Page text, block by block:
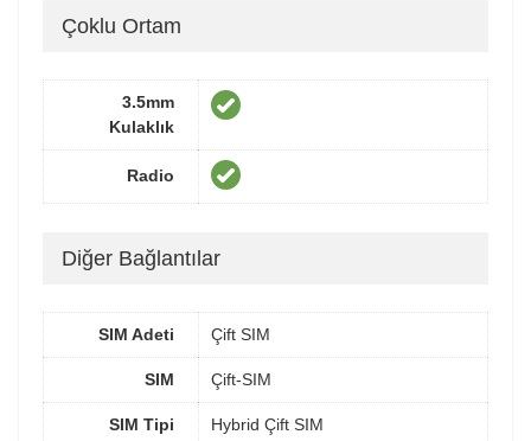
Çoklu Ortam
3.5mm
Kulaklık
Radio
Diğer Bağlantılar
SIM Adeti Çift SIM
SIM Çift-SIM
SIM Tipi Hybrid Çift SIM